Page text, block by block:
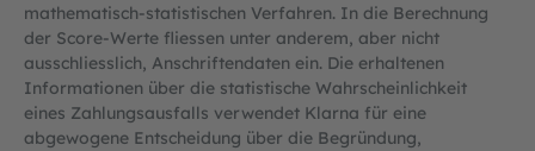
mathematisch-statistischen Verfahren. In die Berechnung
der Score-Werte fliessen unter anderem, aber nicht
ausschliesslich, Anschriftendaten ein. Die erhaltenen
Informationen über die statistische Wahrscheinlichkeit
eines Zahlungsausfalls verwendet Klarna für eine
abgewogene Entscheidung über die Begründung,